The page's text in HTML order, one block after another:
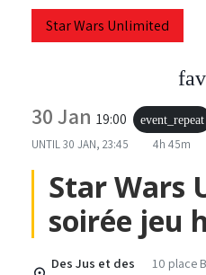
Star Wars Unlimited
30 Jan 19:00 event_repeat
UNTIL30 JAN, 23:45 4h 45m
Star Wars
soirée jeu
Des Jus et des
10 place